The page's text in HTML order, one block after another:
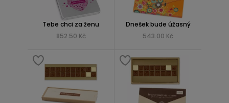
Tebe chci za ženu
852.50 Kč
Dnešek bude úžasný
543.00 Kč